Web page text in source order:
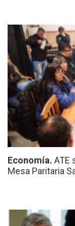
Economía. ATE
Mesa Paritaria